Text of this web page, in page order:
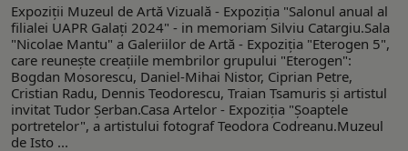
Expoziţii Muzeul de Artă Vizuală - Expoziţia "Salonul anual al
filialei UAPR Galaţi 2024" - in memoriam Silviu Catargiu.Sala
"Nicolae Mantu" a Galeriilor de Artă - Expoziția "Eterogen 5",
care reunește creațiile membrilor grupului "Eterogen":
Bogdan Mosorescu, Daniel-Mihai Nistor, Ciprian Petre,
Cristian Radu, Dennis Teodorescu, Traian Tsamuris și artistul
invitat Tudor Șerban.Casa Artelor - Expoziţia "Şoaptele
portretelor", a artistului fotograf Teodora Codreanu.Muzeul
de Isto ...